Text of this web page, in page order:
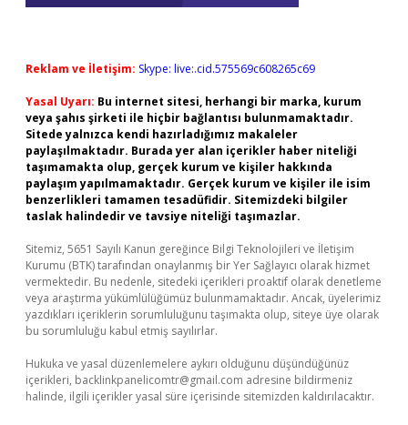
Reklam ve İletişim: Skype: live:.cid.575569c608265c69
Yasal Uyarı: Bu internet sitesi, herhangi bir marka, kurum
veya şahıs şirketi ile hiçbir bağlantısı bulunmamaktadır.
Sitede yalnızca kendi hazırladığımız makaleler
paylaşılmaktadır. Burada yer alan içerikler haber niteliği
taşımamakta olup, gerçek kurum ve kişiler hakkında
paylaşım yapılmamaktadır. Gerçek kurum ve kişiler ile isim
benzerlikleri tamamen tesadüfidir. Sitemizdeki bilgiler
taslak halindedir ve tavsiye niteliği taşımazlar.
Sitemiz, 5651 Sayılı Kanun gereğince Bilgi Teknolojileri ve İletişim
Kurumu (BTK) tarafından onaylanmış bir Yer Sağlayıcı olarak hizmet
vermektedir. Bu nedenle, sitedeki içerikleri proaktif olarak denetleme
veya araştırma yükümlülüğümüz bulunmamaktadır. Ancak, üyelerimiz
yazdıkları içeriklerin sorumluluğunu taşımakta olup, siteye üye olarak
bu sorumluluğu kabul etmiş sayılırlar.
Hukuka ve yasal düzenlemelere aykırı olduğunu düşündüğünüz
içerikleri, backlinkpanelicomtr@gmail.com adresine bildirmeniz
halinde, ilgili içerikler yasal süre içerisinde sitemizden kaldırılacaktır.